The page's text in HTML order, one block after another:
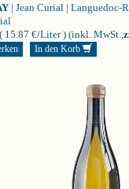
| Jean Curial | Languedoc-
( 15.87 €/Liter ) (inkl. MwSt.,
In den Korb